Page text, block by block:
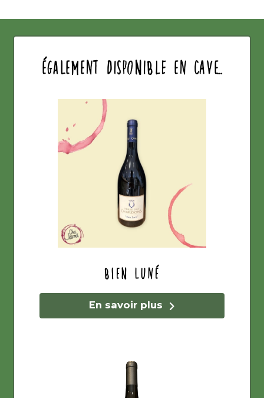
également disponible en cave...
Bien Luné
En savoir plus